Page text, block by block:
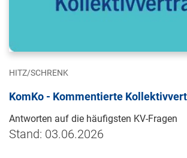
HITZ/SCHRENK
KomKo - Kommentierte
Antworten auf die häufigsten KV-Fragen
Stand: 03.06.2026